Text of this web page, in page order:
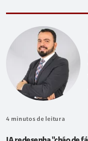
4 minutos de leitura